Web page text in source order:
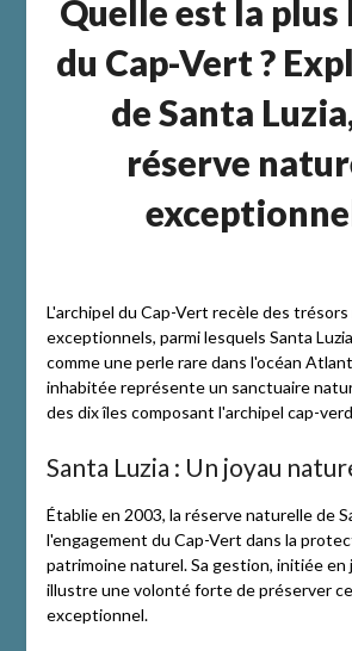
Quelle est la plus
du Cap-Vert ?
de Santa
réserve
L'archipel du Cap-Vert recèle des
exceptionnels, parmi lesquels Santa
comme une perle rare dans l'océan
inhabitée représente un sanctuaire
des dix îles composant l'archipel cap-
Santa Luzia : Un joyau
Établie en 2003, la réserve naturelle de
l'engagement du Cap-Vert dans la
patrimoine naturel. Sa gestion, initiée en
illustre une volonté forte de préserver
exceptionnel.